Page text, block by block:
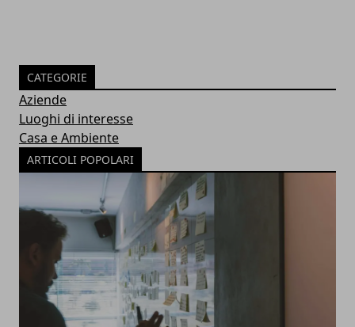
CATEGORIE
Aziende
Luoghi di interesse
Casa e Ambiente
ARTICOLI POPOLARI